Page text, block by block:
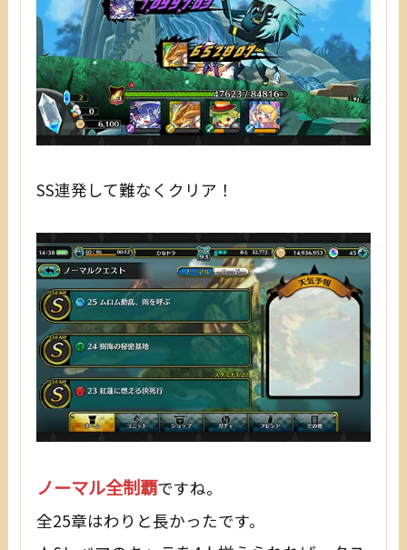
SS連発して難なくクリア！
ノーマル全制覇ですね。
全25章はわりと長かったです。